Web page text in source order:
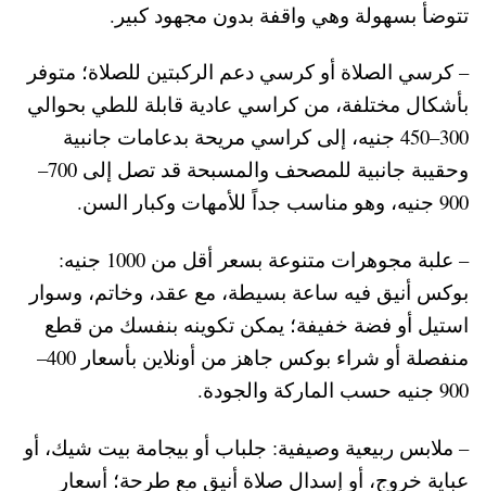
تتوضأ بسهولة وهي واقفة بدون مجهود كبير.
– كرسي الصلاة أو كرسي دعم الركبتين للصلاة؛ متوفر
بأشكال مختلفة، من كراسي عادية قابلة للطي بحوالي
300–450 جنيه، إلى كراسي مريحة بدعامات جانبية
وحقيبة جانبية للمصحف والمسبحة قد تصل إلى 700–
900 جنيه، وهو مناسب جداً للأمهات وكبار السن.
– علبة مجوهرات متنوعة بسعر أقل من 1000 جنيه:
بوكس أنيق فيه ساعة بسيطة، مع عقد، وخاتم، وسوار
استيل أو فضة خفيفة؛ يمكن تكوينه بنفسك من قطع
منفصلة أو شراء بوكس جاهز من أونلاين بأسعار 400–
900 جنيه حسب الماركة والجودة.
– ملابس ربيعية وصيفية: جلباب أو بيجامة بيت شيك، أو
عباية خروج، أو إسدال صلاة أنيق مع طرحة؛ أسعار